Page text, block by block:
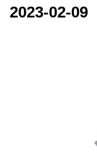
2023-02-09